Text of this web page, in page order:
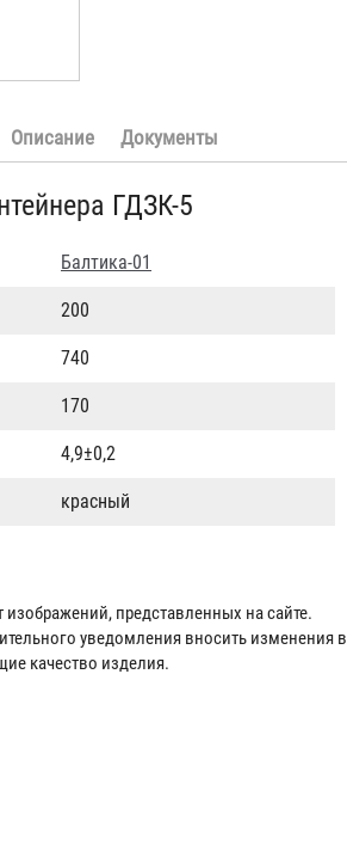
Описание Документы
ГДЗК-5
Балтика-01
200
740
170
4,9±0,2
красный
представленных на сайте.
уведомления вносить изменения в
качество изделия.